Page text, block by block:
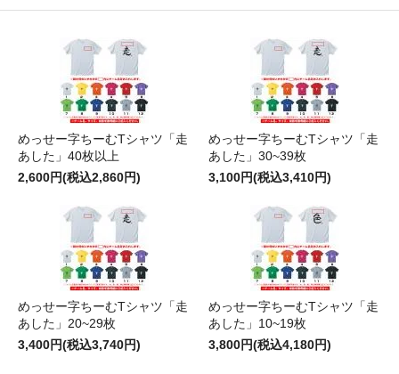
めっせー字ちーむTシャツ「走
あした」40枚以上
2,600円(税込2,860円)
めっせー字ちーむTシャツ「走
あした」30~39枚
3,100円(税込3,410円)
めっせー字ちーむTシャツ「走
あした」20~29枚
3,400円(税込3,740円)
めっせー字ちーむTシャツ「走
あした」10~19枚
3,800円(税込4,180円)